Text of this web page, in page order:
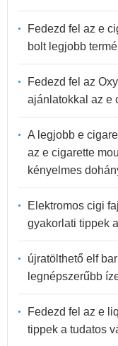
Fedezd fel az e
bolt legjobb
Fedezd fel az
ajánlatokkal az e
A legjobb e
az e cigarette
kényelmes
Elektromos cigi
gyakorlati tippek
újratölthető elf
legnépszerűbb
Fedezd fel az e
tippek a tudatos